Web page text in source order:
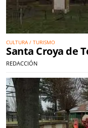
CULTURA / TURISMO
Santa Croya de
REDACCIÓN